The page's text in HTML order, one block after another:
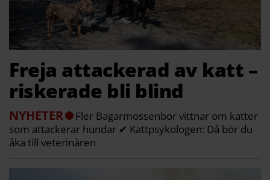
Freja attackerad av katt –
riskerade bli blind
NYHETER
Fler Bagarmossenbor vittnar om katter
som attackerar hundar ✔ Kattpsykologen: Då bör du
åka till veterinären